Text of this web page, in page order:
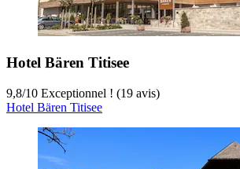
Hotel Bären Titisee
9,8/10 Exceptionnel ! (19 avis)
Hotel Bären Titisee